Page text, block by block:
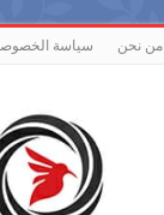
من نحن سياسة